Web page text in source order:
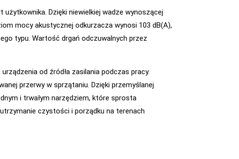
Dzięki niewielkiej wadze wynoszącej
mocy akustycznej odkurzacza wynosi 103 dB(A),
typu. Wartość drgań odczuwalnych przez
od źródła zasilania podczas pracy.
przerwy w sprzątaniu. Dzięki przemyślanej
i trwałym narzędziem, które sprosta
czystości i porządku na terenach